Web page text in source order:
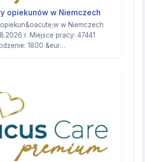
opiekunów w Niemczech
w Niemczech
r. Miejsce pracy: 47441
1800 &eur…